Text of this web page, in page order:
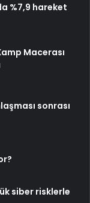
%7,9 hareket
Macerası
sonrası
siber risklerle